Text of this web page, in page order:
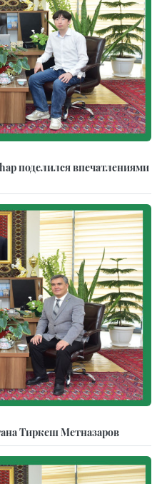
поделился впечатлениями
Тиркеш Мeтназаров